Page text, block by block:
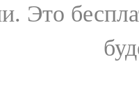
Это